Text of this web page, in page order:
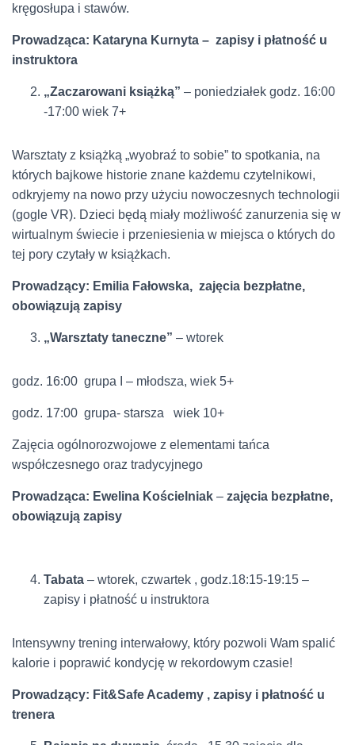
kręgosłupa i stawów.
Prowadząca: Kataryna Kurnyta – zapisy i płatność u
instruktora
„Zaczarowani książką” – poniedziałek godz. 16:00
-17:00 wiek 7+
Warsztaty z książką „wyobraź to sobie” to spotkania, na
których bajkowe historie znane każdemu czytelnikowi,
odkryjemy na nowo przy użyciu nowoczesnych technologii
(gogle VR). Dzieci będą miały możliwość zanurzenia się w
wirtualnym świecie i przeniesienia w miejsca o których do
tej pory czytały w książkach.
Prowadzący: Emilia Fałowska, zajęcia bezpłatne,
obowiązują zapisy
„Warsztaty taneczne” – wtorek
godz. 16:00 grupa I – młodsza, wiek 5+
godz. 17:00 grupa- starsza wiek 10+
Zajęcia ogólnorozwojowe z elementami tańca
współczesnego oraz tradycyjnego
Prowadząca: Ewelina Kościelniak – zajęcia bezpłatne,
obowiązują zapisy
Tabata – wtorek, czwartek , godz.18:15-19:15 –
zapisy i płatność u instruktora
Intensywny trening interwałowy, który pozwoli Wam spalić
kalorie i poprawić kondycję w rekordowym czasie!
Prowadzący: Fit&Safe Academy , zapisy i płatność u
trenera